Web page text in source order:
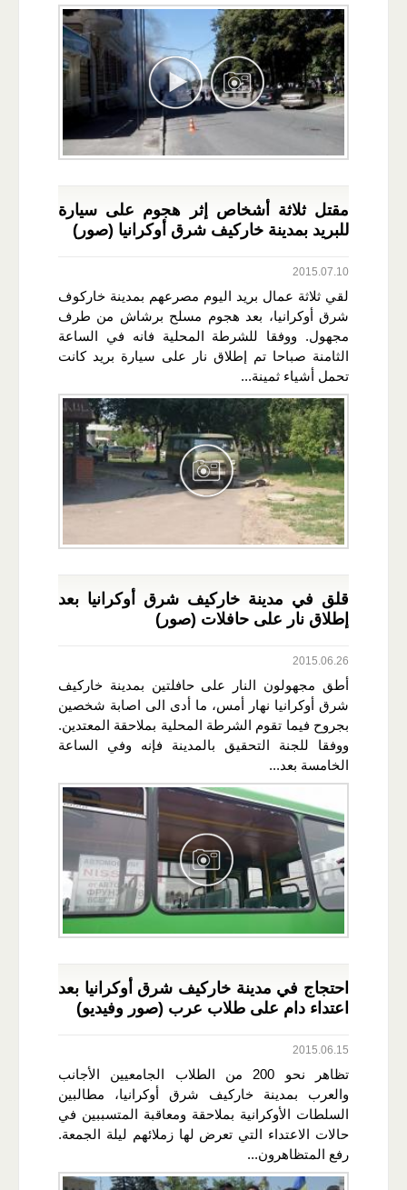
مقتل ثلاثة أشخاص إثر هجوم على سيارة
للبريد بمدينة خاركيف شرق أوكرانيا (صور)
2015.07.10
لقي ثلاثة عمال بريد اليوم مصرعهم بمدينة خاركوف
شرق أوكرانيا، بعد هجوم مسلح برشاش من طرف
مجهول. ووفقا للشرطة المحلية فانه في الساعة
الثامنة صباحا تم إطلاق نار على سيارة بريد كانت
تحمل أشياء ثمينة...
قلق في مدينة خاركيف شرق أوكرانيا بعد
إطلاق نار على حافلات (صور)
2015.06.26
أطق مجهولون النار على حافلتين بمدينة خاركيف
شرق أوكرانيا نهار أمس، ما أدى الى اصابة شخصين
بجروح فيما تقوم الشرطة المحلية بملاحقة المعتدين.
ووفقا للجنة التحقيق بالمدينة فإنه وفي الساعة
الخامسة بعد...
احتجاج في مدينة خاركيف شرق أوكرانيا بعد
اعتداء دام على طلاب عرب (صور وفيديو)
2015.06.15
تظاهر نحو 200 من الطلاب الجامعيين الأجانب
والعرب بمدينة خاركيف شرق أوكرانيا، مطالبين
السلطات الأوكرانية بملاحقة ومعاقبة المتسببين في
حالات الاعتداء التي تعرض لها زملائهم ليلة الجمعة.
رفع المتظاهرون...